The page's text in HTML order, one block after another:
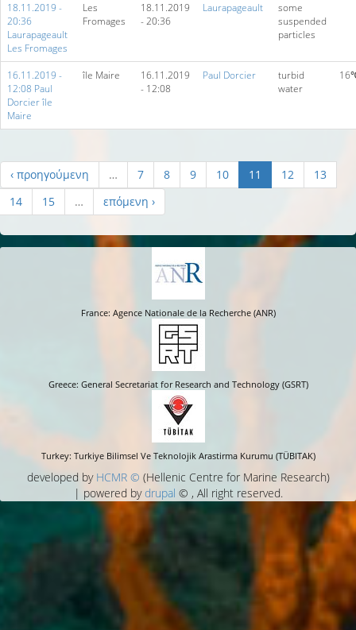
18.11.2019 -
20:36
Laurapageault
Les Fromages
Les
Fromages
18.11.2019
- 20:36
Laurapageault
some
suspended
particles
16.11.2019 -
12:08 Paul
Dorcier île
Maire
île Maire
16.11.2019
- 12:08
Paul Dorcier
turbid
water
‹ προηγούμενη … 7 8 9 10 11 12
13
14
15 … επόμενη ›
France: Agence Nationale de la Recherche (ANR)
Greece: General Secretariat for Research and Technology (GSRT)
Turkey: Turkiye Bilimsel Ve Teknolojik Arastirma Kurumu (TÜBITAK)
developed by HCMR © (Hellenic Centre for Marine Research)
| powered bydrupal © , All right reserved.